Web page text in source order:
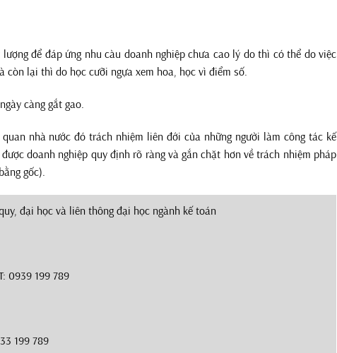
để đáp ứng nhu càu doanh nghiệp chưa cao lý do thì có thể do việc
lại thì do học cưỡi ngựa xem hoa, học vì điểm số.
càng gắt gao.
nhà nước đó trách nhiệm liên đới của những người làm công tác kế
doanh nghiệp quy định rõ ràng và gắn chặt hơn về trách nhiệm pháp
gốc).
đại học và liên thông đại học ngành kế toán
0939 199 789
199 789